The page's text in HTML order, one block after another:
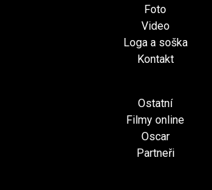
Foto
Video
Loga a soška
Kontakt
Ostatní
Filmy online
Oscar
Partneři